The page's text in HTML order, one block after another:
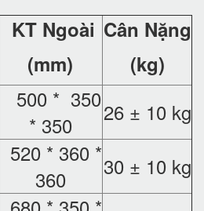
KT Ngoài
(mm)
Cân Nặng
(kg)
500 * 350
* 350
26 ± 10 kg
520 * 360 *
360
30 ± 10 kg